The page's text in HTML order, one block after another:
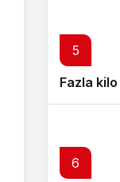
5
Fazla
6